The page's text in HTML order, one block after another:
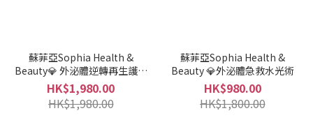
蘇菲亞Sophia Health &
Beauty💎 外泌體逆轉再生護理
套裝
HK$1,980.00
HK$1,980.00
蘇菲亞Sophia Health &
Beauty 💎外泌體急救水光術
HK$980.00
HK$1,800.00